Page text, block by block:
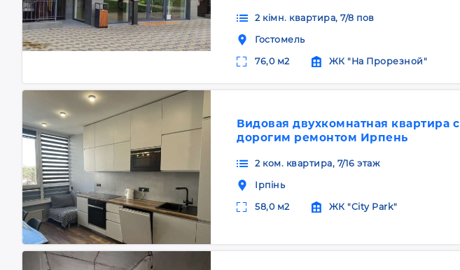
2 кімн. квартира, 7/8 пов
Гостомель
76,0 м2 ЖК "На Прорезной"
Видовая двухкомнатная квартира с
дорогим ремонтом Ирпень
2 ком. квартира, 7/16 этаж
Ірпінь
58,0 м2 ЖК "City Park"